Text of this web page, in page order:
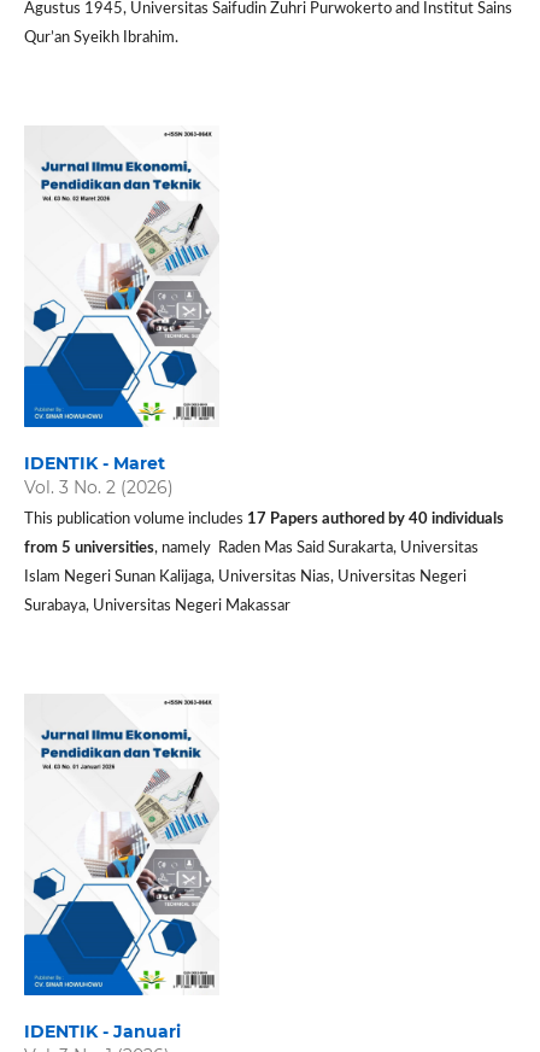
Agustus 1945, Universitas Saifudin Zuhri Purwokerto and Institut Sains
Qur’an Syeikh Ibrahim.
IDENTIK - Maret
Vol. 3 No. 2 (2026)
This publication volume includes 17 Papers authored by 40 individuals
from 5 universities, namely Raden Mas Said Surakarta, Universitas
Islam Negeri Sunan Kalijaga, Universitas Nias, Universitas Negeri
Surabaya, Universitas Negeri Makassar
IDENTIK - Januari